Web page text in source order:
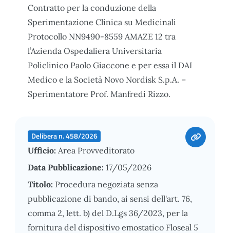
Contratto per la conduzione della
Sperimentazione Clinica su Medicinali
Protocollo NN9490-8559 AMAZE 12 tra
l’Azienda Ospedaliera Universitaria
Policlinico Paolo Giaccone e per essa il DAI
Medico e la Società Novo Nordisk S.p.A. –
Sperimentatore Prof. Manfredi Rizzo.
Delibera n. 458/2026
Ufficio: Area Provveditorato
Data Pubblicazione: 17/05/2026
Titolo: Procedura negoziata senza
pubblicazione di bando, ai sensi dell'art. 76,
comma 2, lett. b) del D.Lgs 36/2023, per la
fornitura del dispositivo emostatico Floseal 5